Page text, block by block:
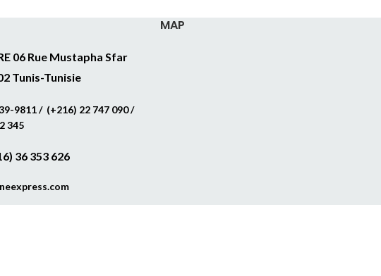
06 Rue Mustapha Sfar
Tunis-Tunisie
9811 / (+216) 22 747 090 /
345
36 353 626
MAP